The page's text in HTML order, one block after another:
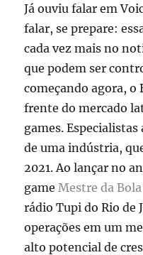
Já ouviu falar em
falar, se prepare:
cada vez mais no
que podem ser
começando agora, o
frente do mercado
games.
de uma indústria,
2021. Ao lançar no
game Mestre da
rádio Tupi do Rio de
operações em um
alto potencial de